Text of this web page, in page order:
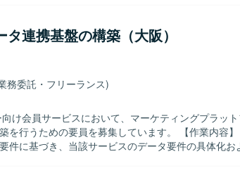
す。 また、関係者とのコミュニケーションを通じて
ける方が望ましいです。 【ポジションの魅力】
深く関わることで、データ分析基盤構築から可視化
数のデータソースやBIツールに触れる機会もあり、
心としたBIツールおよび
を利用して開発を行います。
連携基盤の構築（大阪）
務委託・フリーランス)
向け会員サービスにおいて、マーケティングプラッ
の要員を募集しています。 【作業内容】 スマホユー
件に基づき、当該サービスのデータ要件の具体化お